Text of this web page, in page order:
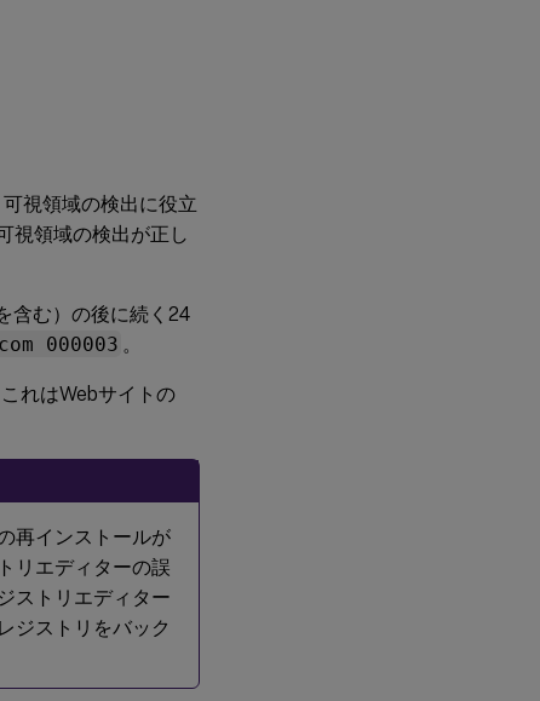
視領域の検出に役立
視領域の検出が正し
含む）の後に続く24
000003 。
れはWebサイトの
再インストールが
リエディターの誤
ストリエディター
ジストリをバック